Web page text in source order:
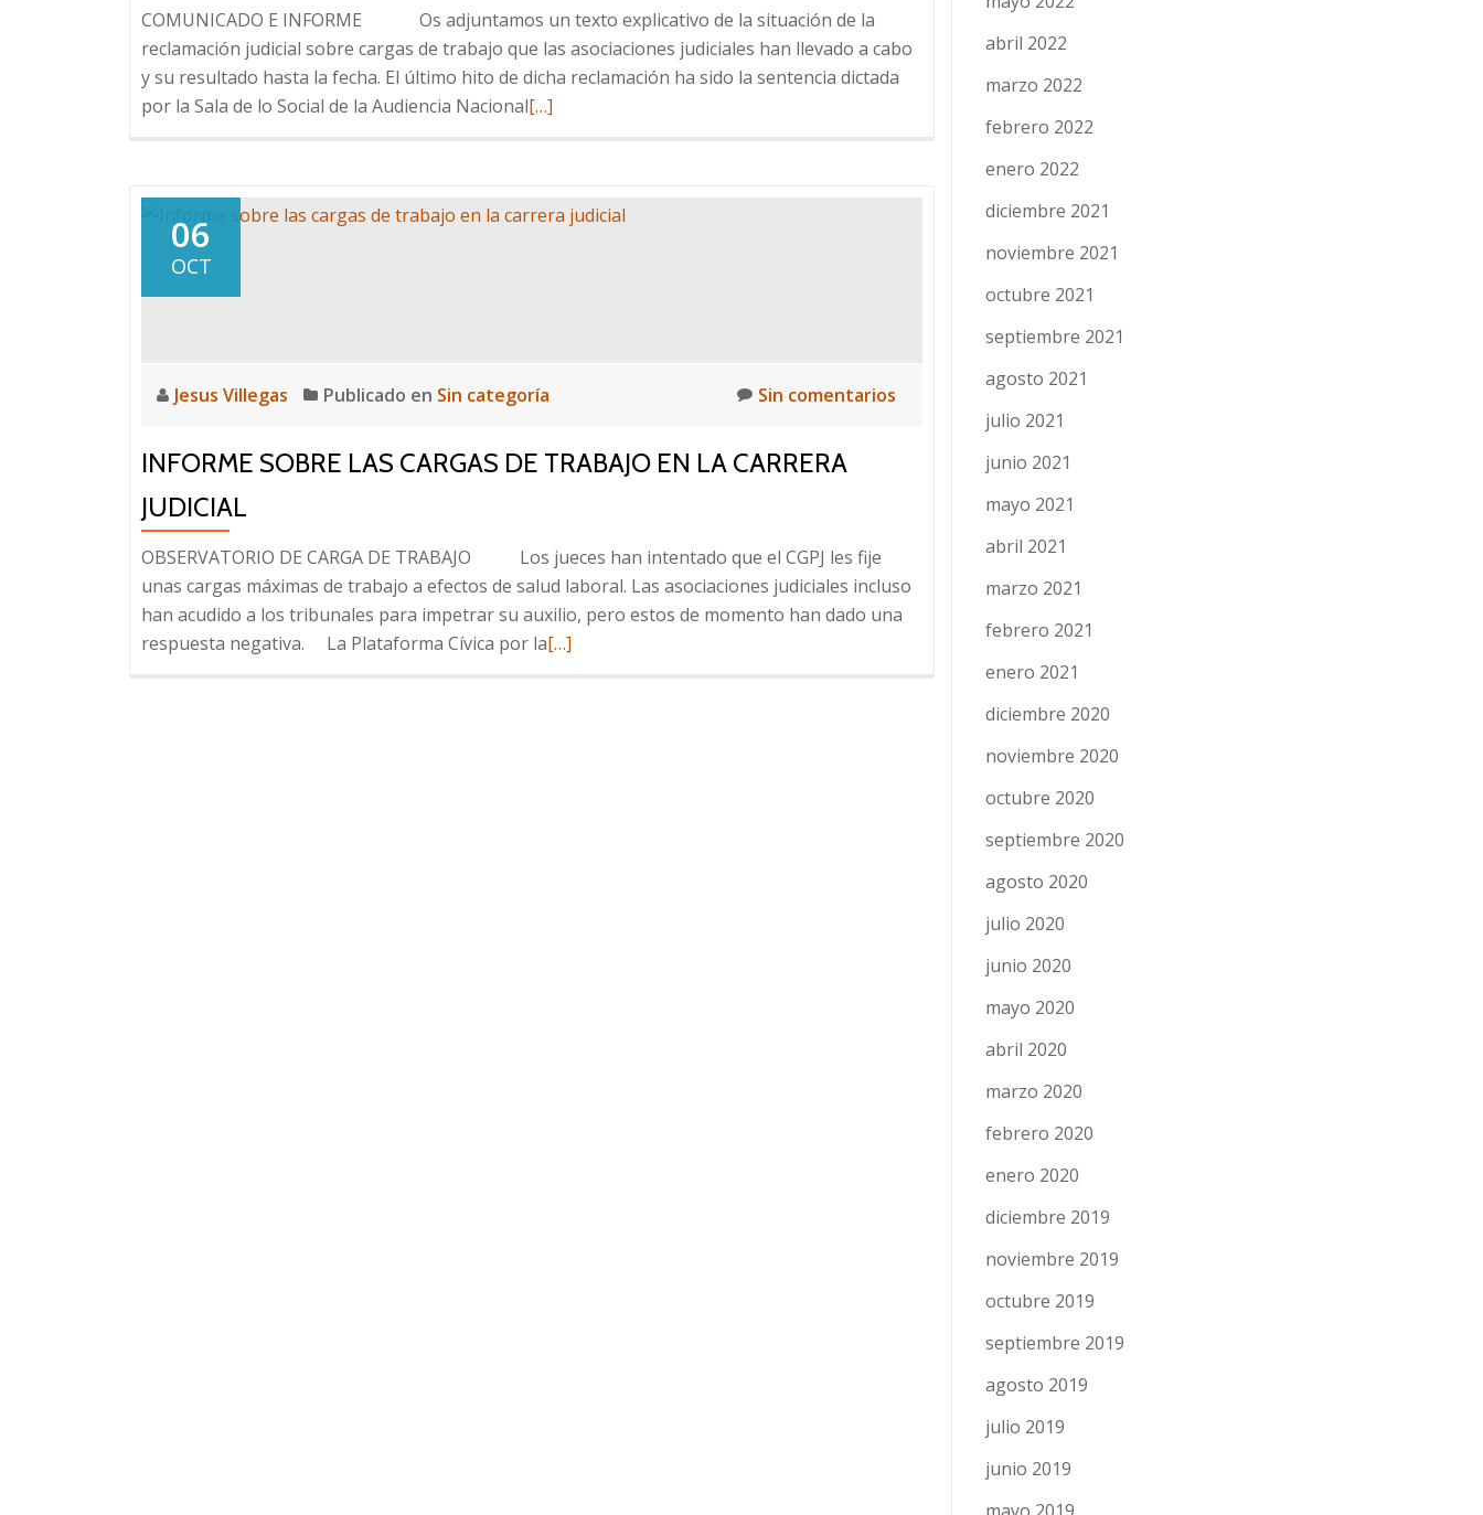
COMUNICADO E INFORME Os adjuntamos un texto explicativo de la situación de la
reclamación judicial sobre cargas de trabajo que las asociaciones judiciales han llevado a cabo
y su resultado hasta la fecha. El último hito de dicha reclamación ha sido la sentencia dictada
por la Sala de lo Social de la Audiencia NacionalLeer
de
y
sobre
voto
magistrado
Bodas
[…]
06
OCT
Jesus Villegas Publicado en Sin categoría Sin comentarios
INFORME SOBRE LAS CARGAS DE TRABAJO EN LA CARRERA
JUDICIAL
OBSERVATORIO DE CARGA DE TRABAJO Los jueces han intentado que el CGPJ les fije
unas cargas máximas de trabajo a efectos de salud laboral. Las asociaciones judiciales incluso
han acudido a los tribunales para impetrar su auxilio, pero estos de momento han dado una
respuesta negativa. La Plataforma Cívica por laLeer
[…]
abril 2022
marzo 2022
febrero 2022
enero 2022
diciembre 2021
noviembre 2021
octubre 2021
septiembre 2021
agosto 2021
julio 2021
junio 2021
mayo 2021
abril 2021
marzo 2021
febrero 2021
enero 2021
diciembre 2020
noviembre 2020
octubre 2020
septiembre 2020
agosto 2020
julio 2020
junio 2020
mayo 2020
abril 2020
marzo 2020
febrero 2020
enero 2020
diciembre 2019
noviembre 2019
octubre 2019
septiembre 2019
agosto 2019
julio 2019
junio 2019